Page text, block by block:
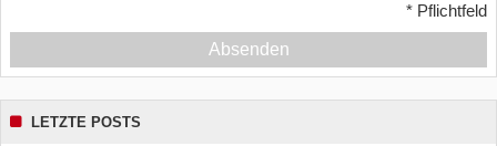
* Pflichtfeld
Absenden
LETZTE POSTS